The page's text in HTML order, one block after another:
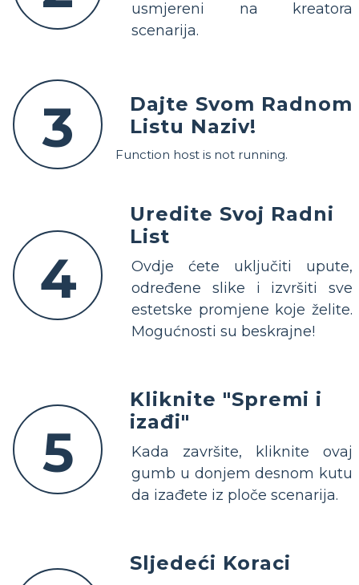
usmjereni na kreatora
scenarija.
3
Dajte Svom Radnom
Listu Naziv!
Function host is not running.
4
Uredite Svoj Radni
List
Ovdje ćete uključiti upute,
određene slike i izvršiti sve
estetske promjene koje želite.
Mogućnosti su beskrajne!
5
Kliknite "Spremi i
izađi"
Kada završite, kliknite ovaj
gumb u donjem desnom kutu
da izađete iz ploče scenarija.
Sljedeći Koraci